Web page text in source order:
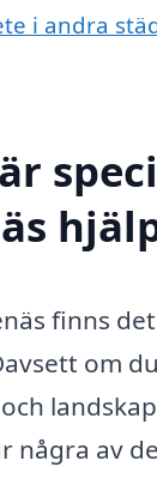
i andra
finns
om
av